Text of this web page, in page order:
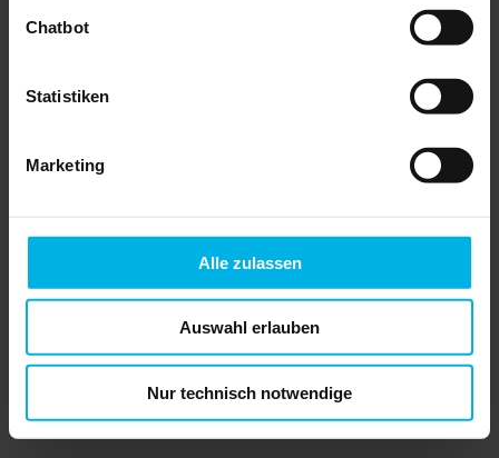
Chatbot
Statistiken
Marketing
Alle zulassen
Auswahl erlauben
Nur technisch notwendige
Nachbars Grenzbewuchs
Menge:
» In den Warenkorb legen
Auflage: 3. Auflage 2025
Seiten: 161
Inhalt
Thema „Beseitigung und Rückschnitt von
Grenzbepflanzungen des Nachbarn“.